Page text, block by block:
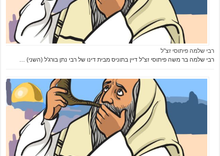
רבי שלמה פיתוסי זצ"ל
רבי שלמה בר משה פיתוסי זצ"ל דיין בתוניס מבית דינו של רבי נתן בורג'ל (השני) …